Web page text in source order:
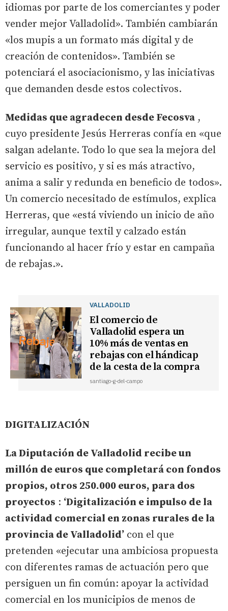
idiomas por parte de los comerciantes y poder
vender mejor Valladolid». También cambiarán
«los mupis a un formato más digital y de
creación de contenidos». También se
potenciará el asociacionismo, y las iniciativas
que demanden desde estos colectivos.
Medidas que agradecen desde Fecosva ,
cuyo presidente Jesús Herreras confía en «que
salgan adelante. Todo lo que sea la mejora del
servicio es positivo, y si es más atractivo,
anima a salir y redunda en beneficio de todos».
Un comercio necesitado de estímulos, explica
Herreras, que «está viviendo un inicio de año
irregular, aunque textil y calzado están
funcionando al hacer frío y estar en campaña
de rebajas.».
VALLADOLID
El comercio de
Valladolid espera un
10% más de ventas en
rebajas con el hándicap
de la cesta de la compra
santiago-g-del-campo
DIGITALIZACIÓN
La Diputación de Valladolid recibe un
millón de euros que completará con fondos
propios, otros 250.000 euros, para dos
proyectos : ‘Digitalización e impulso de la
actividad comercial en zonas rurales de la
provincia de Valladolid’ con el que
pretenden «ejecutar una ambiciosa propuesta
con diferentes ramas de actuación pero que
persiguen un fin común: apoyar la actividad
comercial en los municipios de menos de